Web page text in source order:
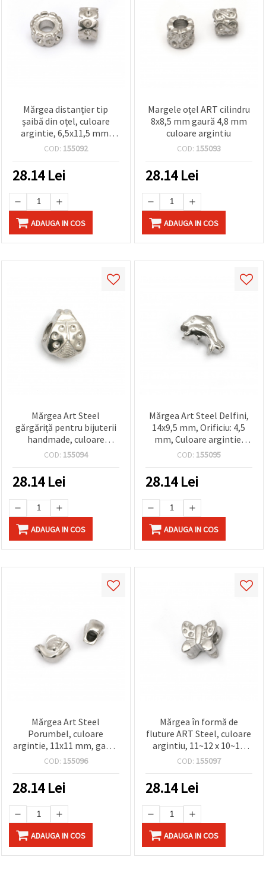
Mărgea distanțier tip
șaibă din oțel, culoare
argintie, 6,5x11,5 mm,
orificiu 4,5 mm
COD: 155092
28.14Lei
ADAUGA IN COS
Margele oțel ART cilindru
8x8,5 mm gaură 4,8 mm
culoare argintiu
COD: 155093
28.14Lei
ADAUGA IN COS
Mărgea Art Steel
gărgăriță pentru bijuterii
handmade, culoare
argintie, 8x8.5 mm,
COD: 155094
28.14Lei
ADAUGA IN COS
Mărgea Art Steel Delfini,
14x9,5 mm, Orificiu: 4,5
mm, Culoare argintie,
pentru bijuterii DIY
COD: 155095
28.14Lei
ADAUGA IN COS
Mărgea Art Steel
Porumbel, culoare
argintie, 11x11 mm, gaură
4,5 mm
COD: 155096
28.14Lei
ADAUGA IN COS
Mărgea în formă de
fluture ART Steel, culoare
argintiu, 11~12 x 10~11
mm, gaură 4,2~4,8 mm
COD: 155097
28.14Lei
ADAUGA IN COS